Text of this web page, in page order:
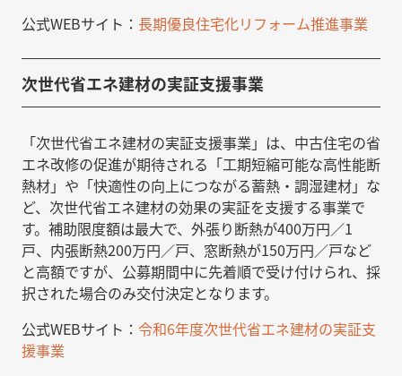
公式WEBサイト： 長期優良住宅化リフォーム推進事業
次世代省エネ建材の実証支援事業
「次世代省エネ建材の実証支援事業」は、中古住宅の省
エネ改修の促進が期待される「工期短縮可能な高性能断
熱材」や「快適性の向上につながる蓄熱・調湿建材」な
ど、次世代省エネ建材の効果の実証を支援する事業で
す。補助限度額は最大で、外張り断熱が400万円／1
戸、内張断熱200万円／戸、窓断熱が150万円／戸など
と高額ですが、公募期間中に先着順で受け付けられ、採
択された場合のみ交付決定となります。
公式WEBサイト： 令和6年度次世代省エネ建材の実証支
援事業